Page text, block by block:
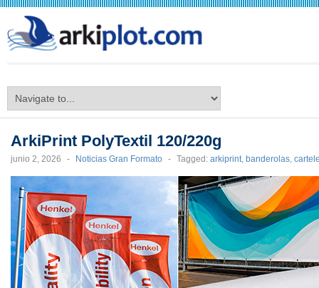
ArkiPrint PolyTextil 120/220g
junio 2, 2026 - Noticias Gran Formato - Tagged: arkiprint, banderolas,